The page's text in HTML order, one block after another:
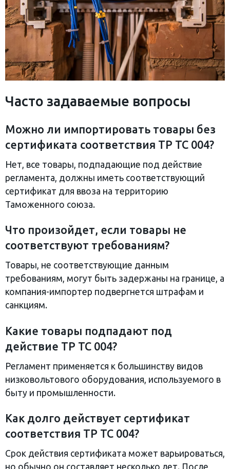
Часто задаваемые вопросы
Можно ли импортировать товары без
сертификата соответствия ТР ТС 004?
Нет, все товары, подпадающие под действие
регламента, должны иметь соответствующий
сертификат для ввоза на территорию
Таможенного союза.
Что произойдет, если товары не
соответствуют требованиям?
Товары, не соответствующие данным
требованиям, могут быть задержаны на границе, а
компания-импортер подвергнется штрафам и
санкциям.
Какие товары подпадают под
действие ТР ТС 004?
Регламент применяется к большинству видов
низковольтового оборудования, используемого в
быту и промышленности.
Как долго действует сертификат
соответствия ТР ТС 004?
Срок действия сертификата может варьироваться,
но обычно он составляет несколько лет. После